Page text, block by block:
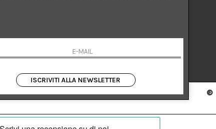
Termini e condizioni
Condizioni di vendita
Spedizione
Facebook Instagram
ISCRIVITI ALLA NEWSLETTER